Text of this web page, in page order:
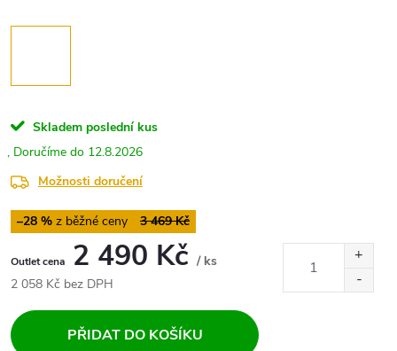
Skladem poslední kus
12.8.2026
Možnosti doručení
3 469 Kč
–28 %
2 490 Kč / ks
2 058 Kč bez DPH
PŘIDAT DO KOŠÍKU